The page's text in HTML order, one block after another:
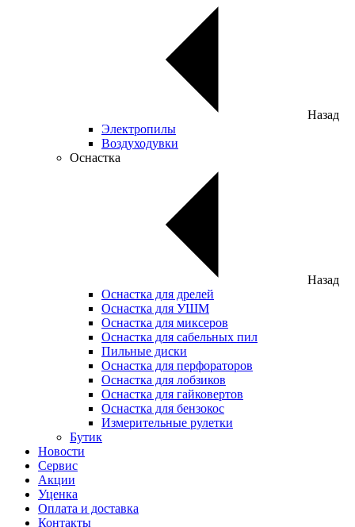
Назад
Электропилы
Воздуходувки
Оснастка
Назад
Оснастка для дрелей
Оснастка для УШМ
Оснастка для миксеров
Оснастка для сабельных пил
Пильные диски
Оснастка для перфораторов
Оснастка для лобзиков
Оснастка для гайковертов
Оснастка для бензокос
Измерительные рулетки
Бутик
Новости
Сервис
Акции
Уценка
Оплата и доставка
Контакты